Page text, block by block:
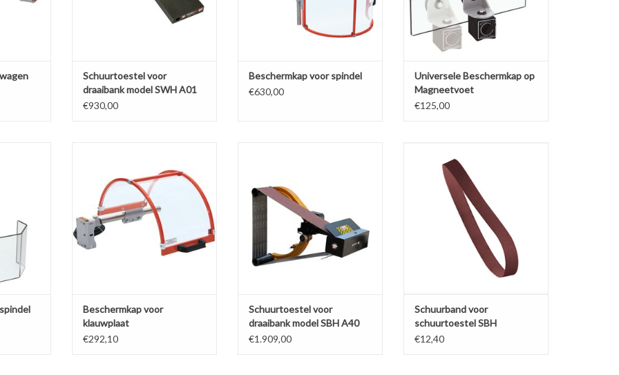
Schuurtoestel voor
draaibank model SWH A01
€930,00
Beschermkap voor spindel
€630,00
Universele Beschermkap op
Magneetvoet
€125,00
TOEVOEGEN AAN WINKELWAGEN
Beschermkap voor
klauwplaat
€292,10
TOEVOEGEN AAN WINKELWAGEN
Schuurtoestel voor
draaibank model SBH A40
€1.909,00
SBH M40/A40
TOEVOEGEN AAN WINKELWAGEN
Schuurband voor
schuurtoestel SBH
M40/A40
€12,40